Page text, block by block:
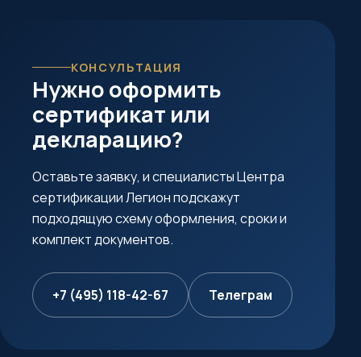
КОНСУЛЬТАЦИЯ
Нужно оформить
сертификат или
декларацию?
Оставьте заявку, и специалисты Центра
сертификации Легион подскажут
подходящую схему оформления, сроки и
комплект документов.
+7 (495) 118-42-67 Телеграм